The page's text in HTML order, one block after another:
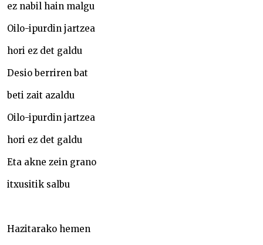
ez nabil hain malgu
Oilo-ipurdin jartzea
hori ez det galdu
Desio berriren bat
beti zait azaldu
Oilo-ipurdin jartzea
hori ez det galdu
Eta akne zein grano
itxusitik salbu
Hazitarako hemen